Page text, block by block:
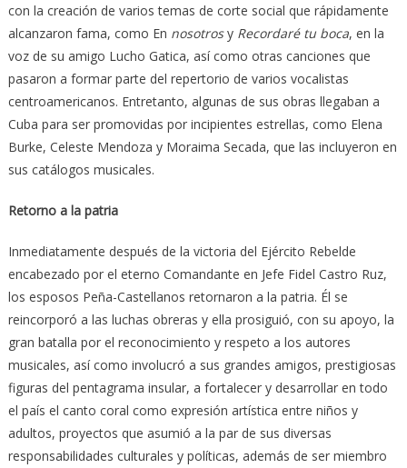
con la creación de varios temas de corte social que rápidamente
alcanzaron fama, como En nosotrosy Recordaré tu boca, en la
voz de su amigo Lucho Gatica, así como otras canciones que
pasaron a formar parte del repertorio de varios vocalistas
centroamericanos. Entretanto, algunas de sus obras llegaban a
Cuba para ser promovidas por incipientes estrellas, como Elena
Burke, Celeste Mendoza y Moraima Secada, que las incluyeron en
sus catálogos musicales.
Retorno a la patria
Inmediatamente después de la victoria del Ejército Rebelde
encabezado por el eterno Comandante en Jefe Fidel Castro Ruz,
los esposos Peña-Castellanos retornaron a la patria. Él se
reincorporó a las luchas obreras y ella prosiguió, con su apoyo, la
gran batalla por el reconocimiento y respeto a los autores
musicales, así como involucró a sus grandes amigos, prestigiosas
figuras del pentagrama insular, a fortalecer y desarrollar en todo
el país el canto coral como expresión artística entre niños y
adultos, proyectos que asumió a la par de sus diversas
responsabilidades culturales y políticas, además de ser miembro